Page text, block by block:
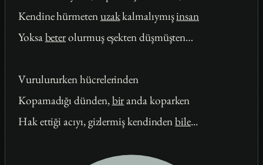
Kendine hürmetenuzakkalmalıymışinsan
Yoksabeterolurmuş eşekten düşmüşten…
Vurulururken hücrelerinden
Kopamadığı dünden,biranda koparken
Hak ettiği acıyı, gizlermiş kendindenbile...